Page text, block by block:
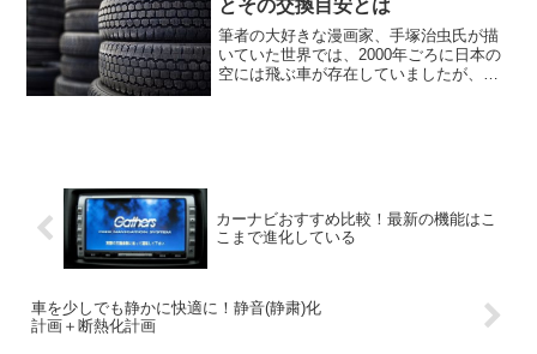
とその交換目安とは
筆者の大好きな漫画家、手塚治虫氏が描
いていた世界では、2000年ごろに日本の
空には飛ぶ車が存在していましたが、残
カーナビおすすめ比較！最新の機能はこ
こまで進化している
車を少しでも静かに快適に！静音(静粛)化
計画＋断熱化計画